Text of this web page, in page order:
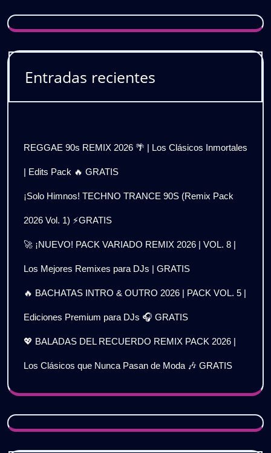
Entradas recientes
REGGAE 90s REMIX 2026 🌴 | Los Clásicos Inmortales
| Edits Pack 🔥 GRATIS
¡Solo Himnos! TECHNO TRANCE 90S (Remix Pack
2026 Vol. 1) ⚡GRATIS
🚀 ¡NUEVO! PACK VARIADO REMIX 2026 | VOL. 8 |
Los Mejores Remixes para DJs | GRATIS
🔥 BACHATAS INTRO & OUTRO 2026 | PACK VOL. 5 |
Ediciones Premium para DJs 🎧 GRATIS
💖 BALADAS DEL RECUERDO REMIX PACK 2026 |
Los Clásicos que Nunca Pasan de Moda 🎶 GRATIS